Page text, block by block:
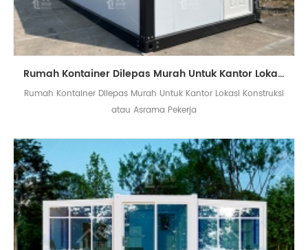
Rumah Kontainer Dilepas Murah Untuk Kantor Lokasi Konstruksi atau Asrama Pekerja
Rumah Kontainer Dilepas Murah Untuk Kantor Lokasi Konstruksi
atau Asrama Pekerja